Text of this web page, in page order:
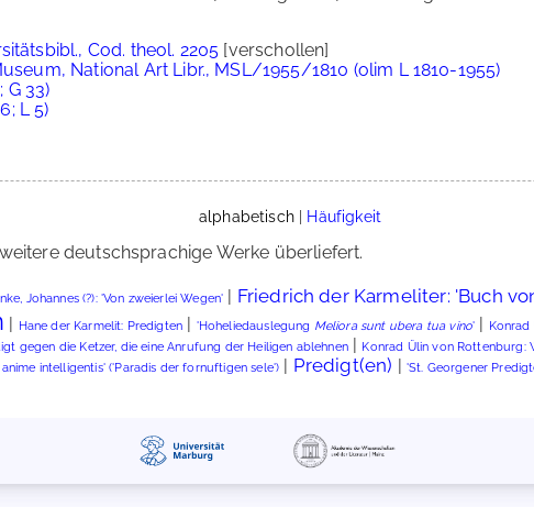
Cod. theol. 2205 [verschollen]
National Art Libr., MSL/1955/1810 (olim L 1810-1955)
G 33)
L 5)
alphabetisch| Häufigkeit
deutschsprachige Werke überliefert.
Johannes (?): 'Von zweierlei Wegen' | Friedrich der Karmeliter: 'Buch
| Hane der Karmelit: Predigten | 'Hoheliedauslegung Meliora sunt ubera tua vino' |
gegen die Ketzer, die eine Anrufung der Heiligen ablehnen| Konrad Ülin von Rottenburg:
intelligentis' ('Paradis der fornuftigen sele') | Predigt(en) | 'St. Georgener